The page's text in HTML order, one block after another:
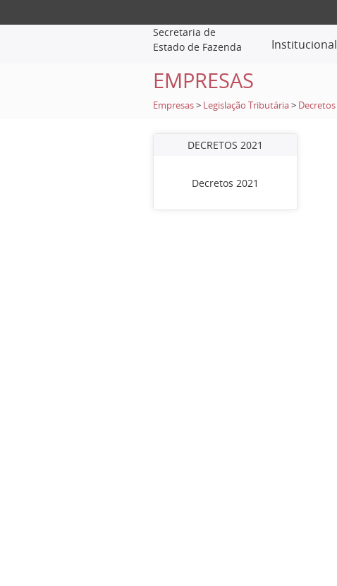
Secretaria de
Estado de Fazenda
Institucional
EMPRESAS
Empresas > Legislação Tributária > Decretos
DECRETOS 2021
Decretos 2021